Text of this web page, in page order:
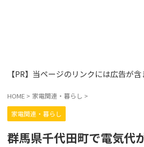
【PR】当ページのリンクには広告が含
HOME > 家電関連・暮らし >
家電関連・暮らし
群馬県千代田町で電気代